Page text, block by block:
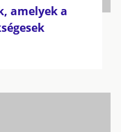
amelyek a